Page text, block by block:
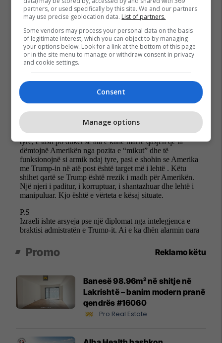
Promo Reklamo këtu
Banesë 98.96m² në shitje në
Lakrishtë – banim modern pranë
qendrës #16060
Pro Real Estate
partners, or used specifically by this site. We and our partners
may use precise geolocation data. List of partners.
Some vendors may process your personal data on the basis
of legitimate interest, which you can object to by managing
your options below. Look for a link at the bottom of this page
or in the site menu to manage or withdraw consent in privacy
and cookie settings.
Consent
Manage options